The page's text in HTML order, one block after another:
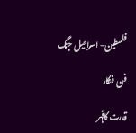
فلسطین- اسرائیل جنگ
فن فنکار
قدرت کاقہر